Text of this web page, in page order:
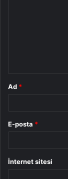
Ad *
E-posta *
İnternet sitesi